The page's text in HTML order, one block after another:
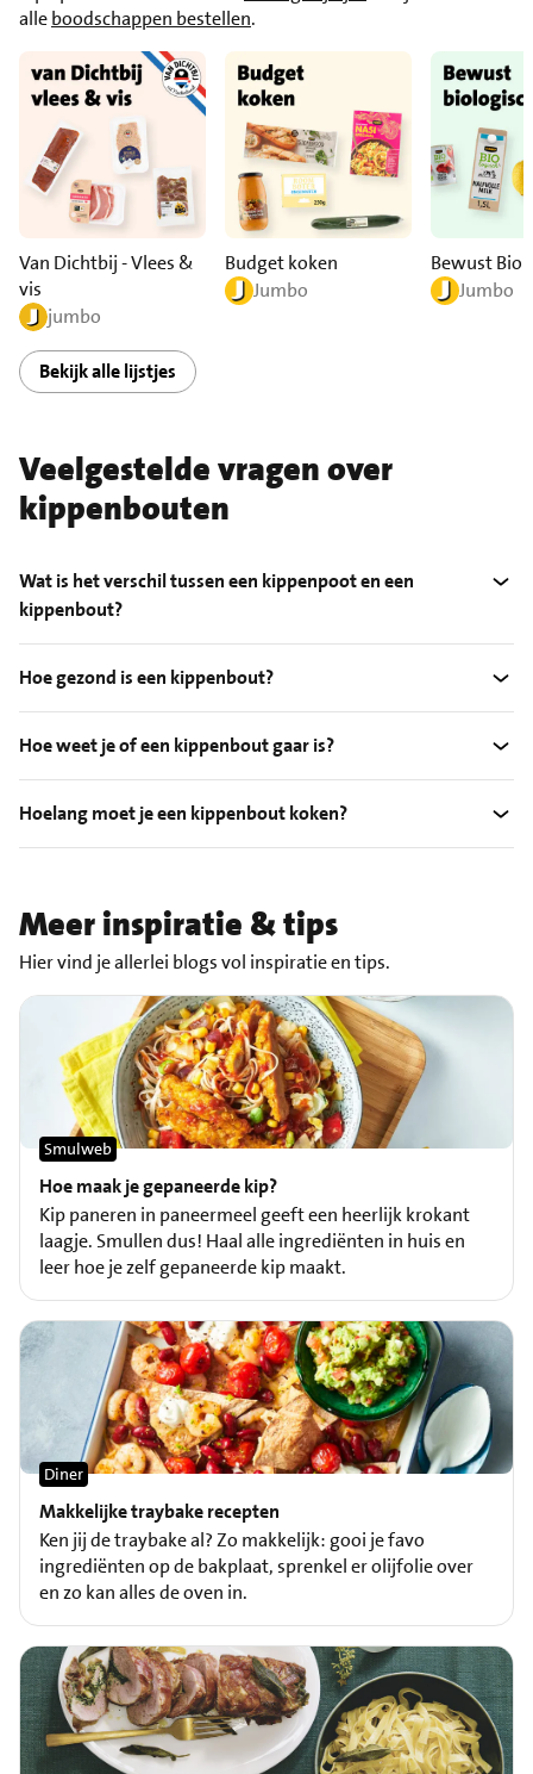
alleboodschappen bestellen.
Van Dichtbij - Vlees &
vis
jumbo
Budget koken
Jumbo
Bewust
Jumbo
Bekijk alle lijstjes
Veelgestelde vragen over
kippenbouten
Wat is het verschil tussen een kippenpoot en een
kippenbout?
Hoe gezond is een kippenbout?
Hoe weet je of een kippenbout gaar is?
Hoelang moet je een kippenbout koken?
Meer inspiratie & tips
Hier vind je allerlei blogs vol inspiratie en tips.
Hoe maak je gepaneerde kip?
Smulweb
Kip paneren in paneermeel geeft een heerlijk krokant
laagje. Smullen dus! Haal alle ingrediënten in huis en
leer hoe je zelf gepaneerde kip maakt.
Makkelijke traybake recepten
Diner
Ken jij de traybake al? Zo makkelijk: gooi je favo
ingrediënten op de bakplaat, sprenkel er olijfolie over
en zo kan alles de oven in.